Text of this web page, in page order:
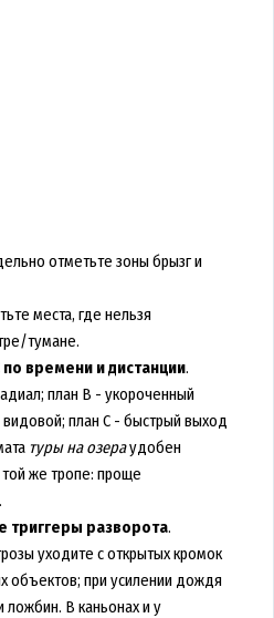
отметьте зоны брызг и
места, где нельзя
тумане.
времени и дистанции.
план В - укороченный
план С - быстрый выход
туры на озераудобен
же тропе: проще
триггеры разворота.
уходите с открытых кромок
объектов; при усилении дождя
ложбин. В каньонах и у